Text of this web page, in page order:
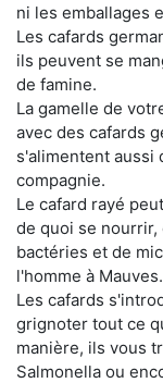
ni les emballages
Les cafards
ils peuvent se
de famine.
La gamelle de
avec des cafards
s'alimentent aussi
compagnie.
Le cafard rayé
de quoi se
bactéries et de
l'homme à Mauves.
Les cafards
grignoter tout ce
manière, ils vous
Salmonella ou